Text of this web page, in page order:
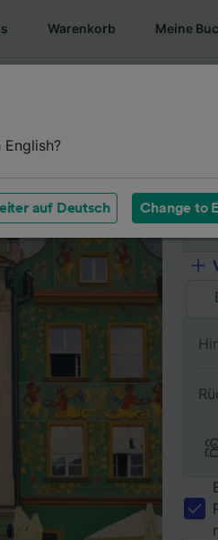
Warenkorb Meine
auf Deutsch Change to